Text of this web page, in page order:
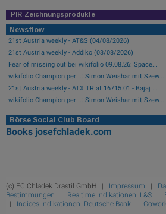
PIR-Zeichnungsprodukte
Newsflow
21st Austria weekly - AT&S (04/08/2026)
21st Austria weekly - Addiko (03/08/2026)
Fear of missing out bei wikifolio 09.08.26: Space...
wikifolio Champion per ..: Simon Weishar mit Szew...
21st Austria weekly - ATX TR at 16715.01 - Bajaj ...
wikifolio Champion per ..: Simon Weishar mit Szew...
Börse Social Club Board
Books josefchladek.com
(c) FC Chladek Drastil GmbH | Impressum |
Bestimmungen | Realtime Indikationen: L&S |
| Indices Indikationen: Deutsche Bank |